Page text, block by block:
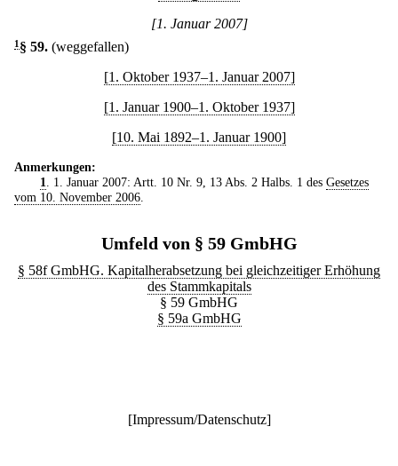
[1. Januar 2007]
1 § 59. (weggefallen)
[1. Oktober 1937–1. Januar 2007]
[1. Januar 1900–1. Oktober 1937]
[10. Mai 1892–1. Januar 1900]
Anmerkungen:
1
. 1. Januar 2007: Artt. 10 Nr. 9, 13 Abs. 2 Halbs. 1 des Gesetzes
vom 10. November 2006
Umfeld von § 59 GmbHG
§ 58f GmbHG. Kapitalherabsetzung bei gleichzeitiger Erhöhung
des Stammkapitals
§ 59 GmbHG
§ 59a GmbHG
[Impressum/Datenschutz]